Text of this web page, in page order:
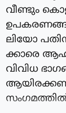
വീണ്ടും
ഉപകരണങ്ങ
ലിയോ
ക്കാരെ
വിവിധ